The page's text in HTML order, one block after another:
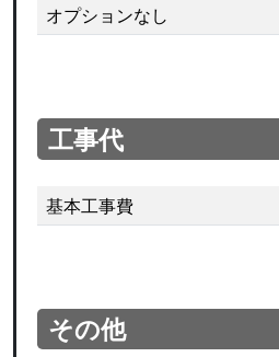
オプションなし
工事代
基本工事費
その他